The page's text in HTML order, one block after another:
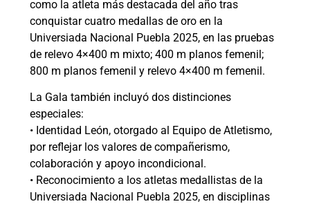
como la atleta más destacada del año tras
conquistar cuatro medallas de oro en la
Universiada Nacional Puebla 2025, en las pruebas
de relevo 4×400 m mixto; 400 m planos femenil;
800 m planos femenil y relevo 4×400 m femenil.
La Gala también incluyó dos distinciones
especiales:
• Identidad León, otorgado al Equipo de Atletismo,
por reflejar los valores de compañerismo,
colaboración y apoyo incondicional.
• Reconocimiento a los atletas medallistas de la
Universiada Nacional Puebla 2025, en disciplinas